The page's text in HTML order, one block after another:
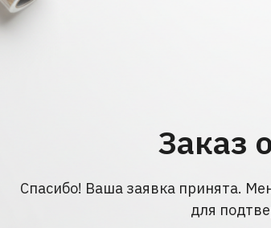
Заказ
Спасибо! Ваша заявка принята.
для